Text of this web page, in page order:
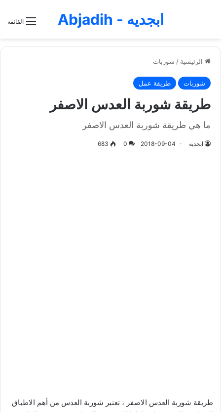
القائمة ابجديه - Abjadih
الرئيسية / شوربات
شوربات طريقة عمل
طريقة شوربة العدس الاصفر
ما هي طريقة شوربة العدس الاصفر
ابجديه 2018-09-04
0
683
طريقة شوربة العدس الاصفر ، تعتبر شوربة العدس من أهم الاطباق